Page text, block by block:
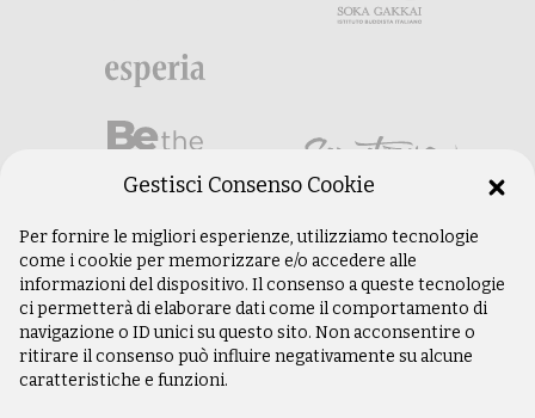
©Copyright 2003 –
Gestisci Consenso Cookie
Per fornire le migliori esperienze, utilizziamo tecnologie
come i cookie per memorizzare e/o accedere alle
informazioni del dispositivo. Il consenso a queste tecnologie
ci permetterà di elaborare dati come il comportamento di
navigazione o ID unici su questo sito. Non acconsentire o
ritirare il consenso può influire negativamente su alcune
caratteristiche e funzioni.